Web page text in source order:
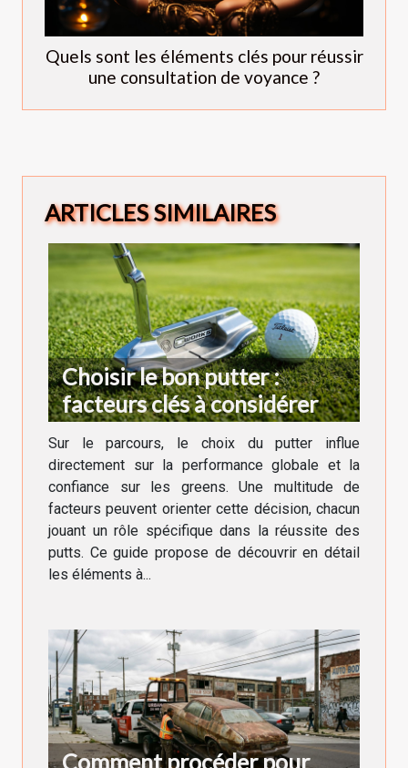
Quels sont les éléments clés pour réussir
une consultation de voyance ?
ARTICLES SIMILAIRES
Choisir le bon putter :
facteurs clés à considérer
Sur le parcours, le choix du putter influe
directement sur la performance globale et la
confiance sur les greens. Une multitude de
facteurs peuvent orienter cette décision, chacun
jouant un rôle spécifique dans la réussite des
putts. Ce guide propose de découvrir en détail
les éléments à...
Comment procéder pour